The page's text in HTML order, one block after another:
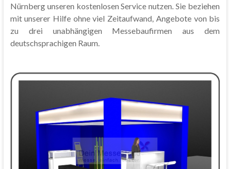
Nürnberg unseren kostenlosen Service nutzen. Sie beziehen
mit unserer Hilfe ohne viel Zeitaufwand, Angebote von bis
zu drei unabhängigen Messebaufirmen aus dem
deutschsprachigen Raum.